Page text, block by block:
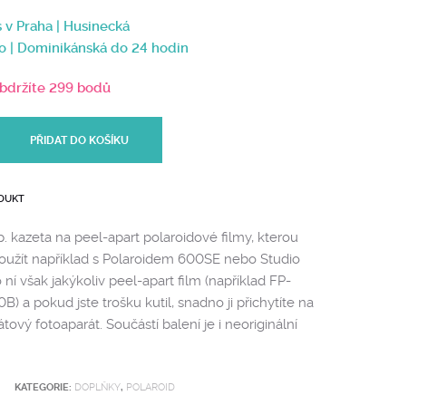
Praha | Husinecká
| Dominikánská do 24 hodin
299 bodů
PŘIDAT DO KOŠÍKU
kazeta na peel-apart polaroidové filmy, kterou
například s Polaroidem 600SE nebo Studio
ní však jakýkoliv peel-apart film (například FP-
a pokud jste trošku kutil, snadno ji přichytíte na
fotoaparát. Součástí balení je i neoriginální
KATEGORIE: DOPLŇKY, POLAROID